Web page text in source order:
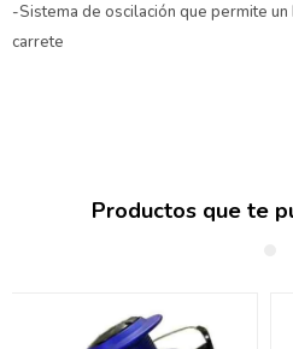
-Sistema de oscilación que permite
carrete
Productos que te